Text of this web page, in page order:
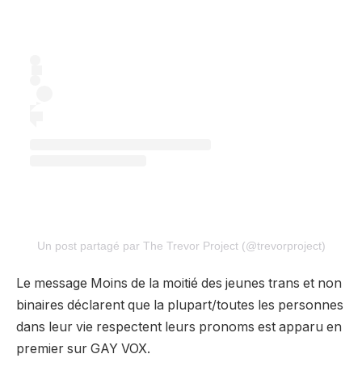
Un post partagé par The Trevor Project (@trevorproject)
Le message Moins de la moitié des jeunes trans et non
binaires déclarent que la plupart/toutes les personnes
dans leur vie respectent leurs pronoms est apparu en
premier sur GAY VOX.